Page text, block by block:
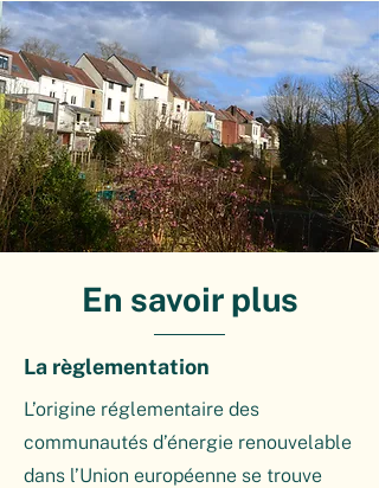
En savoir plus
La règlementation
L’origine réglementaire des
communautés d’énergie renouvelable
dans l’Union européenne se trouve